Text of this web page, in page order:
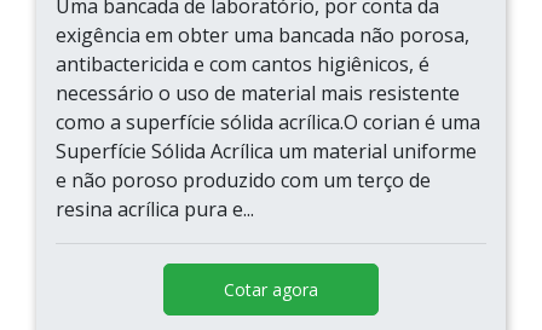
Uma bancada de laboratório, por conta da
exigência em obter uma bancada não porosa,
antibactericida e com cantos higiênicos, é
necessário o uso de material mais resistente
como a superfície sólida acrílica.O corian é uma
Superfície Sólida Acrílica um material uniforme
e não poroso produzido com um terço de
resina acrílica pura e...
Cotar agora